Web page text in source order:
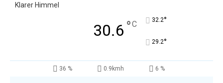
Klarer Himmel
30.6 °C 32.2°
29.2°
36 % 0.9kmh 6 %